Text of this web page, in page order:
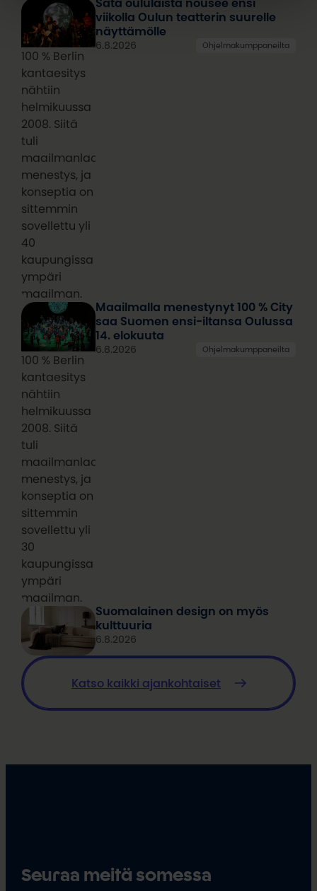
100 % Berlin
kantaesitys
nähtiin
helmikuussa
2008. Siitä
tuli
maailmanlaajuinen
menestys, ja
konseptia on
sittemmin
sovellettu yli
40
kaupungissa
ympäri
maailman.
Sata oululaista nousee ensi
viikolla Oulun teatterin suurelle
näyttämölle
6.8.2026 Ohjelmakumppaneilta
100 % Berlin
kantaesitys
nähtiin
helmikuussa
2008. Siitä
tuli
maailmanlaajuinen
menestys, ja
konseptia on
sittemmin
sovellettu yli
30
kaupungissa
ympäri
maailman.
Maailmalla menestynyt 100 % City
saa Suomen ensi-iltansa Oulussa
14. elokuuta
6.8.2026 Ohjelmakumppaneilta
Suomalainen design on myös
kulttuuria
6.8.2026
Katso kaikki ajankohtaiset
Seuraa meitä somessa